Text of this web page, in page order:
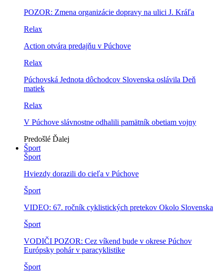
POZOR: Zmena organizácie dopravy na ulici J. Kráľa
Relax
Action otvára predajňu v Púchove
Relax
Púchovská Jednota dôchodcov Slovenska oslávila Deň
matiek
Relax
V Púchove slávnostne odhalili pamätník obetiam vojny
Predošlé Ďalej
Šport
Šport
Hviezdy dorazili do cieľa v Púchove
Šport
VIDEO: 67. ročník cyklistických pretekov Okolo Slovenska
Šport
VODIČI POZOR: Cez víkend bude v okrese Púchov
Európsky pohár v paracyklistike
Šport